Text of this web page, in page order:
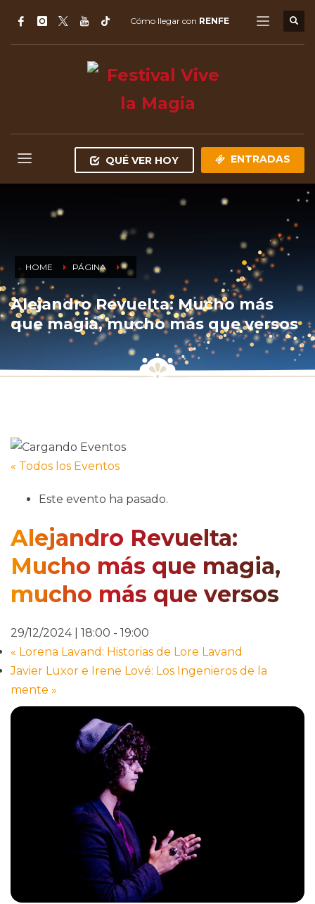
Cómo llegar con RENFE
QUÉ VER HOY ENTRADAS
HOME PÁGINA
Alejandro Revuelta: Mucho más
que magia, mucho más que versos
« Todos los Eventos
Este evento ha pasado.
Alejandro Revuelta:
Mucho más que magia,
mucho más que versos
29/12/2024 | 18:00 - 19:00
« Lorena Lavand: Historias de Lore Lavand
Javier Luxor e Irene Lové: Los Ingenieros de la
mente »